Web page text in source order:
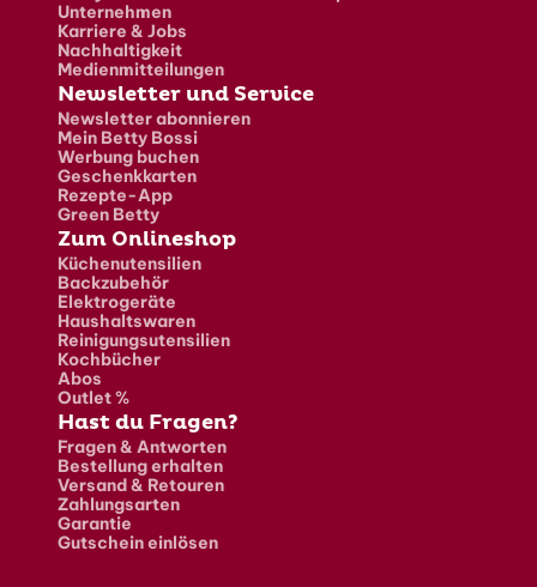
Unternehmen
Karriere & Jobs
Nachhaltigkeit
Medienmitteilungen
Newsletter und Service
Newsletter abonnieren
Mein Betty Bossi
Werbung buchen
Geschenkkarten
Rezepte-App
Green Betty
Zum Onlineshop
Küchenutensilien
Backzubehör
Elektrogeräte
Haushaltswaren
Reinigungsutensilien
Kochbücher
Abos
Outlet %
Hast du Fragen?
Fragen & Antworten
Bestellung erhalten
Versand & Retouren
Zahlungsarten
Garantie
Gutschein einlösen